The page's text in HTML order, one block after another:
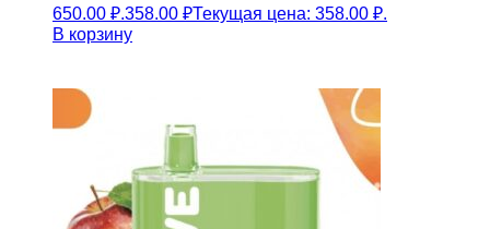
650.00 ₽.358.00 ₽Текущая цена: 358.00 ₽.
В корзину